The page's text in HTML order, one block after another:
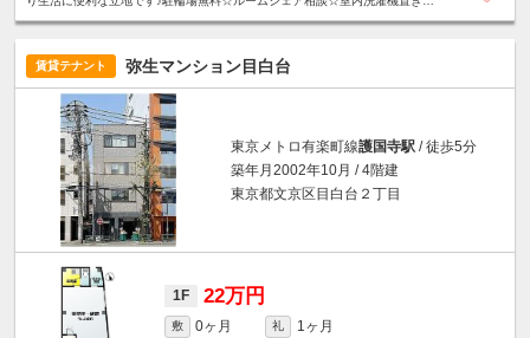
賃貸テナント 弥生マンション目白台
東京メトロ有楽町線護国寺駅 / 徒歩5分
築年月2002年10月 / 4階建
東京都文京区目白台２丁目
1F 22万円
敷 0ヶ月 礼
1ヶ月